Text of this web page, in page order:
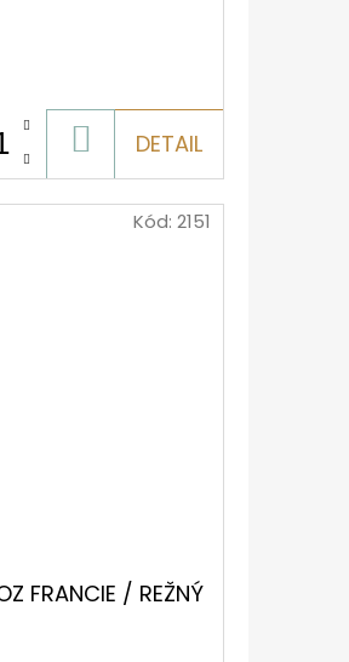
KOŠÍKU
DETAIL
FRANCIE / REŽNÝ
Kód: 2151